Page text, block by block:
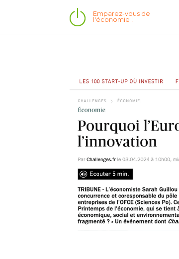
Emparez-vous de
l'économie !